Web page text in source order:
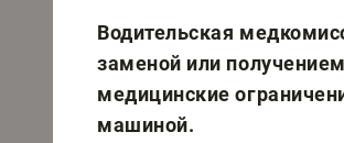
Водительская
заменой или получением
медицинские
машиной.